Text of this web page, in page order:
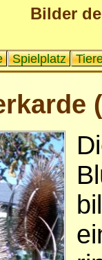
Bilder
Spielplatz